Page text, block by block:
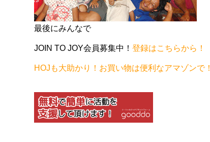
最後にみんなで
JOIN TO JOY会員募集中！登録はこちらから！
HOJも大助かり！お買い物は便利なアマゾンで！